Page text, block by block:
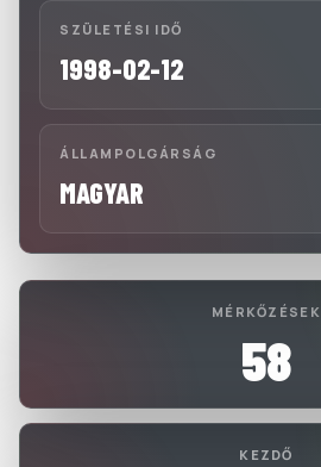
SZÜLETÉSI IDŐ
1998-02-12
ÁLLAMPOLGÁRSÁG
MAGYAR
MÉRKŐZÉSEK
58
KEZDŐ